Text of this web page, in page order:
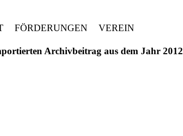
FÖRDERUNGEN VEREIN
Archivbeitrag aus dem Jahr 2012